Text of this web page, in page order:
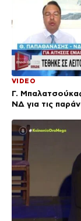
VIDEO
Γ.
ΝΔ για τις